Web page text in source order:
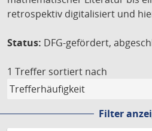
retrospektiv digitalisiert und
Status: DFG-gefördert,
1 Treffer sortiert nach
Filter